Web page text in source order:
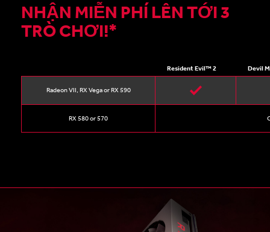
NHẬN MIỄN PHÍ LÊN TỚI 3
TRÒ CHƠI!*
Resident Evil™ 2 Devil
Radeon VII, RX Vega or RX 590
RX 580 or 570